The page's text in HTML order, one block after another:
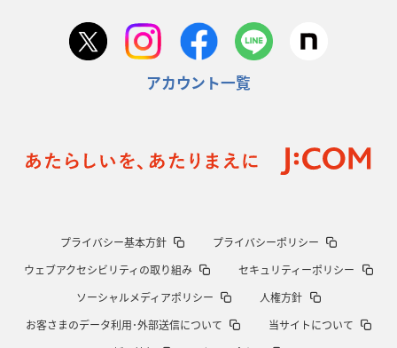
アカウント一覧
プライバシー基本方針
プライバシーポリシー
ウェブアクセシビリティの取り組み
セキュリティーポリシー
ソーシャルメディアポリシー
人権方針
お客さまのデータ利用･外部送信について
当サイトについて